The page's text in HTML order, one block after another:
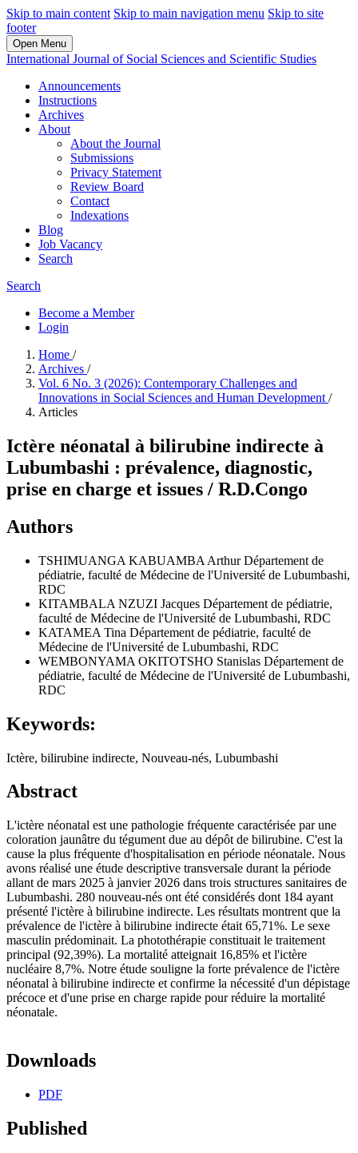
Skip to main content Skip to main navigation menu Skip to site
footer
Open Menu
International Journal of Social Sciences and Scientific Studies
Announcements
Instructions
Archives
About
About the Journal
Submissions
Privacy Statement
Review Board
Contact
Indexations
Blog
Job Vacancy
Search
Search
Become a Member
Login
Home /
Archives /
Vol. 6 No. 3 (2026): Contemporary Challenges and
Innovations in Social Sciences and Human Development /
Articles
Ictère néonatal à bilirubine indirecte à
Lubumbashi : prévalence, diagnostic,
prise en charge et issues / R.D.Congo
Authors
TSHIMUANGA KABUAMBA ArthurDépartement de
pédiatrie, faculté de Médecine de l'Université de Lubumbashi,
RDC
KITAMBALA NZUZI Jacques Département de pédiatrie,
faculté de Médecine de l'Université de Lubumbashi, RDC
KATAMEA Tina Département de pédiatrie, faculté de
Médecine de l'Université de Lubumbashi, RDC
WEMBONYAMA OKITOTSHO Stanislas Département de
pédiatrie, faculté de Médecine de l'Université de Lubumbashi,
RDC
Keywords:
Ictère, bilirubine indirecte, Nouveau-nés, Lubumbashi
Abstract
L'ictère néonatal est une pathologie fréquente caractérisée par une
coloration jaunâtre du tégument due au dépôt de bilirubine. C'est la
cause la plus fréquente d'hospitalisation en période néonatale. Nous
avons réalisé une étude descriptive transversale durant la période
allant de mars 2025 à janvier 2026 dans trois structures sanitaires de
Lubumbashi. 280 nouveau-nés ont été considérés dont 184 ayant
présenté l'ictère à bilirubine indirecte. Les résultats montrent que la
prévalence de l'ictère à bilirubine indirecte était 65,71%. Le sexe
masculin prédominait. La photothérapie constituait le traitement
principal (92,39%). La mortalité atteignait 16,85% et l'ictère
nucléaire 8,7%. Notre étude souligne la forte prévalence de l'ictère
néonatal à bilirubine indirecte et confirme la nécessité d'un dépistage
précoce et d'une prise en charge rapide pour réduire la mortalité
néonatale.
Downloads
PDF
Published